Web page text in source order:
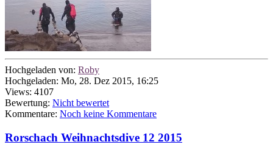
Hochgeladen von: Roby
Hochgeladen: Mo, 28. Dez 2015, 16:25
Views: 4107
Bewertung: Nicht bewertet
Kommentare: Noch keine Kommentare
Rorschach Weihnachtsdive 12 2015